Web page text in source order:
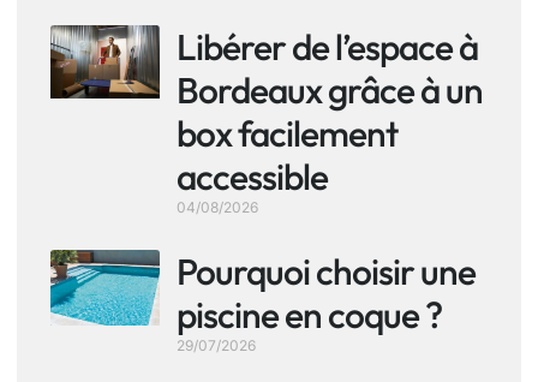
Libérer de l’espace à
Bordeaux grâce à un
box facilement
accessible
04/08/2026
Pourquoi choisir une
piscine en coque ?
29/07/2026